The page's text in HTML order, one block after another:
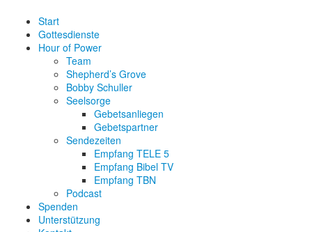
Start
Gottesdienste
Hour of Power
Team
Shepherd’s Grove
Bobby Schuller
Seelsorge
Gebetsanliegen
Gebetspartner
Sendezeiten
Empfang TELE 5
Empfang Bibel TV
Empfang TBN
Podcast
Spenden
Unterstützung